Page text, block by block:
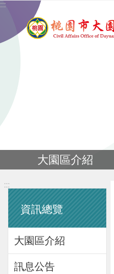
跳到主要內容區塊
:::
大園區介紹
:::
資訊總覽
大園區介紹
訊息公告